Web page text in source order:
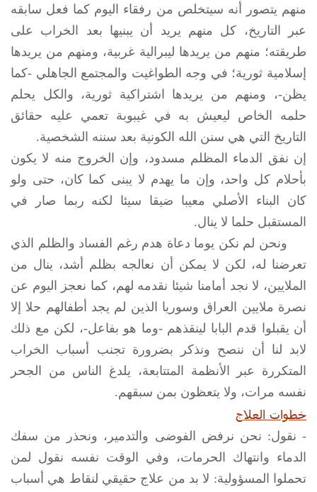
منهم يتصور أنه سيتخلص من رفقاء اليوم كما فعل سابقه
عبر التاريخ، كل منهم يريد أن يبنيها بعد الخراب على
طريقته؛ منهم من يريدها ليبرالية غربية، ومنهم من يريدها
إسلامية ثورية؛ في وجه الطواغيت والمجتمع الجاهلي -كما
يظن-، ومنهم من يريدها اشتراكية ثورية، والكل يحلم
حلمه الخاص ليعيش به في غيبوبة تعمي عليه حقائق
التاريخ التي هي سنن الله الكونية بعد سننه الشخصية.
إن نفق الدماء المظلم مسدود، وإن الخروج منه لا يكون
بأحلام كل واحد، وإن ما يهدم لا يبنى كما كان، حتى ولو
كان البناء الأصلي معيبا ضيقا سيئا لكنه ربما صار في
المستقبل حلما لا ينال.
ونحن لم نكن يوما دعاة هدم رغم الفساد والظلم الذي
تعرضنا له، لكن لا يمكن أن نعالجه بظلم أشد، ينال من
الملايين، لا نجد أمامنا شيئا نقدمه لهم، كما نعجز اليوم عن
نصرة ملايين العراق وسوريا الذين لم يجد أطفالهم حلا إلا
أن يقبلوا قدم البابا لينقذهم -وما هو بفاعل-، لكن مع ذلك
لابد لنا أن ننصح ونذكر بضرورة تجنب أسباب الخراب
المتكررة عبر الأنظمة المتتابعة، يلدغ الناس من الجحر
نفسه مرات، ولا يتعظون بمن سبقهم.
خطوات العلاج
- نقول: نحن نرفض الفوضى والتدمير، ونحذر من سفك
الدماء وانتهاك الحرمات، وفي الوقت نفسه نقول لمن
تحملوا المسؤولية: لا بد من علاج حقيقي لنقاط هي أسباب